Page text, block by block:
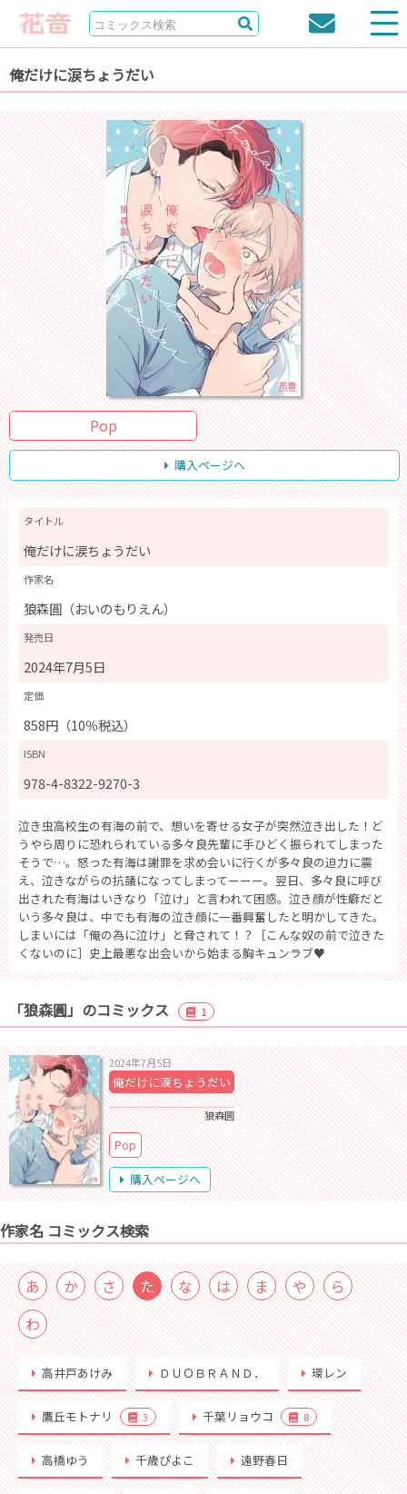
俺だけに涙ちょうだい
Pop
購入ページへ
タイトル
俺だけに涙ちょうだい
作家名
狼森圓（おいのもりえん）
発売日
2024年7月5日
定価
858円（10％税込）
ISBN
978-4-8322-9270-3
泣き虫高校生の有海の前で、想いを寄せる女子が突然泣き出した！ど
うやら周りに恐れられている多々良先輩に手ひどく振られてしまった
そうで…。怒った有海は謝罪を求め会いに行くが多々良の迫力に震
え、泣きながらの抗議になってしまってーーー。翌日、多々良に呼び
出された有海はいきなり「泣け」と言われて困惑。泣き顔が性癖だと
いう多々良は、中でも有海の泣き顔に一番興奮したと明かしてきた。
しまいには「俺の為に泣け」と脅されて！？［こんな奴の前で泣きた
くないのに］史上最悪な出会いから始まる胸キュンラブ♥
「狼森圓」のコミックス 1
2024年7月5日
俺だけに涙ちょうだい
狼森圓
Pop
購入ページへ
作家名 コミックス検索
あ か さ た な は ま や
ら
わ
高井戸あけみ ＤＵＯＢＲＡＮＤ． 環レン
鷹丘モトナリ 3 千葉リョウコ 8
高橋ゆう 千歳ぴよこ 遠野春日